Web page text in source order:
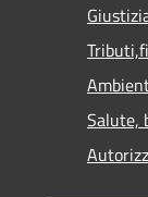
Salute,